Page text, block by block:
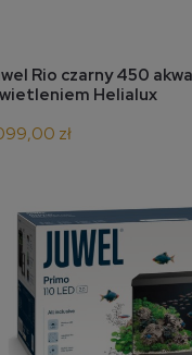
do
Rio czarny 450
Helialux
zł